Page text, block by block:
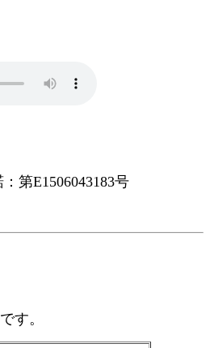
第E1506043183号
す。